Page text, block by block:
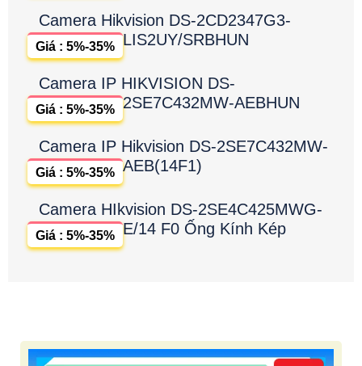
Camera Hikvision DS-2CD2347G3-
LIS2UY/SRBHUN
Giá : 5%-35%
Camera IP HIKVISION DS-
2SE7C432MW-AEBHUN
Giá : 5%-35%
Camera IP Hikvision DS-2SE7C432MW-
AEB(14F1)
Giá : 5%-35%
Camera HIkvision DS-2SE4C425MWG-
E/14 F0 Ống Kính Kép
Giá : 5%-35%